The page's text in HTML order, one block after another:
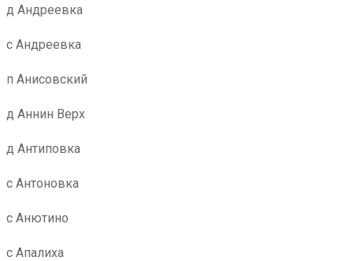
д Андреевка
с Андреевка
п Анисовский
д Аннин Верх
д Антиповка
с Антоновка
с Анютино
с Апалиха